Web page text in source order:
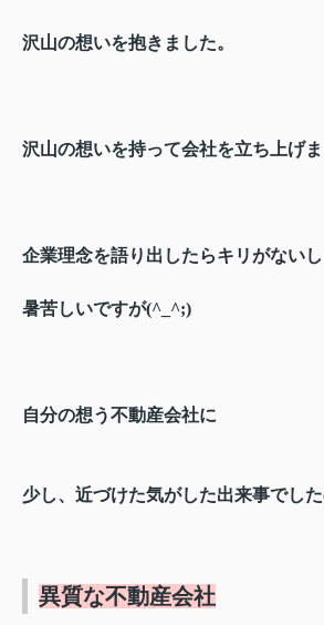
沢山の想いを抱きました。
沢山の想いを持って会社を立ち上げま
企業理念を語り出したらキリがないし
暑苦しいですが(^_^;)
自分の想う不動産会社に
少し、近づけた気がした出来事でし
異質な不動産会社